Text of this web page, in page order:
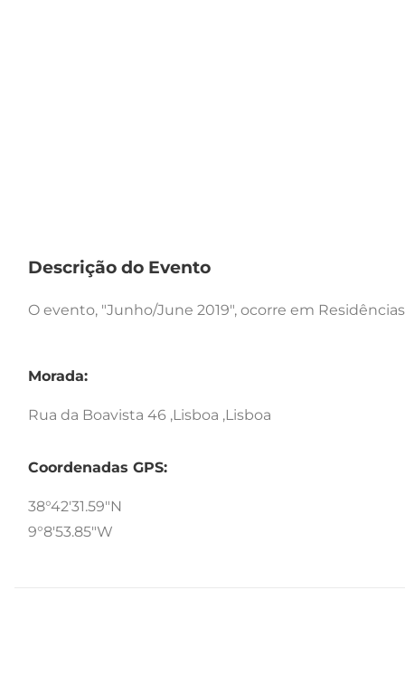
Descrição do Evento
O evento, "Junho/June 2019", ocorre em
Morada:
Rua da Boavista 46 ,Lisboa ,Lisboa
Coordenadas GPS:
38°42'31.59"N
9°8'53.85"W